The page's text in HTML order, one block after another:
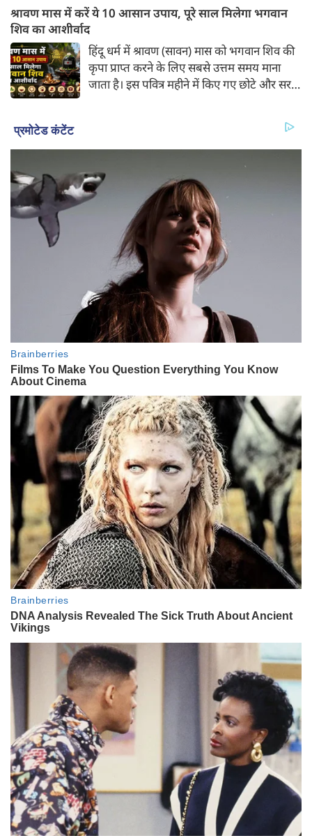
होती है। भारतीय रसोई का तेजपत्ता भी ऐसी ही एक
विलक्षण वनौषधि है। अधिकांश लोग उसे केवल
पुलाव, सब्ज़ी या मसालों का एक सामान्य घटक
मानते हैं, किंतु भारतीय परंपरा में उसका स्थान केवल
स्वाद तक सीमित नहीं रहा। उसकी सुगंध, उसकी
संरचना और उसका उपयोग सदियों से संरक्षण, शुद्धि
श्रावण मास में करें ये 10 आसान उपाय, पूरे साल मिलेगा भगवान
शिव का आशीर्वाद
हिंदू धर्म में श्रावण (सावन) मास को भगवान शिव की
कृपा प्राप्त करने के लिए सबसे उत्तम समय माना
जाता है। इस पवित्र महीने में किए गए छोटे और सरल